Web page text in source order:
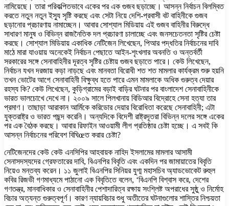
নামিয়েছে। তারা পরিকল্পিতভাবে একের পর এক গুজব ছড়াচ্ছে। আসন্ন নির্বাচন বিলম্বিত
করতে নতুন নতুন ইস্যু সৃষ্টি করছে এবং সেটা নিয়ে দেশি-প্রবাসী বট বাহিনীকে গুজব
ছড়ানোর প্রচারণায় নামাচ্ছেন। আবার সোশ্যাল মিডিয়ায় এই গুজব বাহিনীর বিরুদ্ধে
সাধারণ মানুষ ও বিভিন্ন রাজনৈতিক দল প্রচারণা চালাচ্ছে এবং জনসচেতনতা সৃষ্টির চেষ্টা
করছে। সোশ্যাল মিডিয়ায় একাধিক নেটিজেন লিখেছেন, পিআর পদ্ধতির নির্বাচনের দাবি
মাঠে মারা যাওয়ায় অনেকেই নির্বাচন পেছাতে আইন-শৃংখলার অবনতি ও অন্তর্বর্তী
সরকারের সঙ্গে সেনাবাহিনীর দূরত্ব সৃষ্টির চেষ্টায় গুজব ছড়াতে পারে। কেউ লিখেছেন,
নির্বাচন যখন দরজায় কড়া নাড়ছে এবং মানবতা বিরোধী শত শত মামলার কার্যক্রম শুরু হয়নি
তখন ভোটের আগে সেনাবাহিনী বিক্ষুব্ধ হতে পারে এমন মামলাকে অধিক গুরুত্ব দেয়ার
রহস্য কি? কেউ লিখেছেন, কুড়িগ্রামের বড়াই বাড়ির ঘটনার পর বাংলাদেশ সেনাবাহিনীকে
ভারত ভালচোখে দেখে না। ২০০৯ সালে পিলখানায় বিডিআর বিদ্রোহে সেনা হত্যা তার
প্রমাণ। তাছাড়া আরাকান আর্মিকে করিডোর দেয়ার বিরোধিতা করেছে সেনাবাহিনী; এটা
যুক্তরাষ্ট্র ও ভারত পছন্দ করেনি। অন্যদিকে বিদেশী রাষ্ট্রদূতরা বিভিন্ন দলের সঙ্গে একের
পর এক বৈঠক করছে। আবার রিফাইন আওয়ামী লীগ প্রতিষ্ঠার চেষ্টা হচ্ছে। এ সবই কি
আসন্ন নির্বাচনের পরিবেশ বিঘিœত করার চেষ্টা?
নেটিজেনদের কেউ কেউ এনসিপির আহবায়ক নাহিদ ইসলামের মামলার আসামী
সেনাসদস্যদের গ্রেফতারের দাবি, বিএনপির বিবৃতি এবং একদিন পর জামায়াতের বিবৃতি
নিয়েও মন্তব্য করেন। ১১ জুলাই বিএনপির সিনিয়র যুগ্ম মহাসচিব অ্যাডভোকেট রুহুল
কবির রিজভী গণমাধ্যমে পাঠানো এক বিবৃতিতে বলেন, ‘বিএনপি বিশ্বাস করে, দেশের
গণতন্ত্র, মানবাধিকার ও সেনাবাহিনীর পেশাদারিত্ব রক্ষায় সংশ্লিষ্ট অপরাধের সুষ্ঠু ও নির্মোহ
বিচার অত্যন্ত গুরুত্বপূর্ণ। কারণ ন্যায়বিচার শুধু অতীতের ঘটনাগুলোর শাস্তির নিশ্চয়তা